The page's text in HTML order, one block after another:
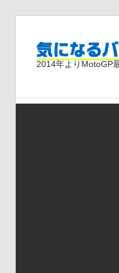
2014年よりMotoGP